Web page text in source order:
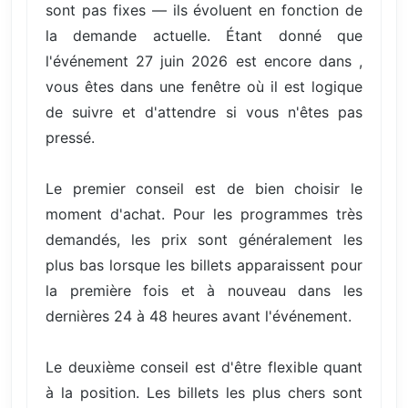
sont pas fixes — ils évoluent en fonction de
la demande actuelle. Étant donné que
l'événement 27 juin 2026 est encore dans ,
vous êtes dans une fenêtre où il est logique
de suivre et d'attendre si vous n'êtes pas
pressé.
Le premier conseil est de bien choisir le
moment d'achat. Pour les programmes très
demandés, les prix sont généralement les
plus bas lorsque les billets apparaissent pour
la première fois et à nouveau dans les
dernières 24 à 48 heures avant l'événement.
Le deuxième conseil est d'être flexible quant
à la position. Les billets les plus chers sont